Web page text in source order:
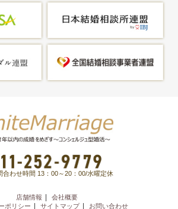
合わせ時間 13：00～20：00/水曜定休
店舗情報
会社概要
ポリシー
サイトマップ お問い合わせ